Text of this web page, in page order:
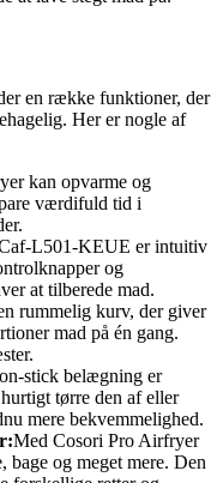
en række funktioner, der
Her er nogle af
kan opvarme og
værdifuld tid i
L501-KEUE er intuitiv
og
at tilberede mad.
rummelig kurv, der giver
mad på én gang.
stick belægning er
tørre den af eller
mere bekvemmelighed.
Med Cosori Pro Airfryer
og meget mere. Den